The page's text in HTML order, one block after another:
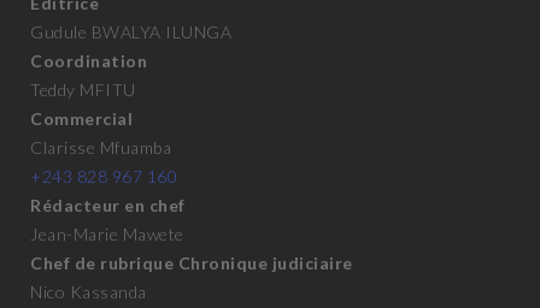
Gudule BWALYA ILUNGA
Coordination
Teddy MFITU
Commercial
Clarisse Mfuamba
+243 828 967 160
Rédacteur en chef
Jean-Marie Mawete
Chef de rubrique Chronique judiciaire
Nico Kassanda